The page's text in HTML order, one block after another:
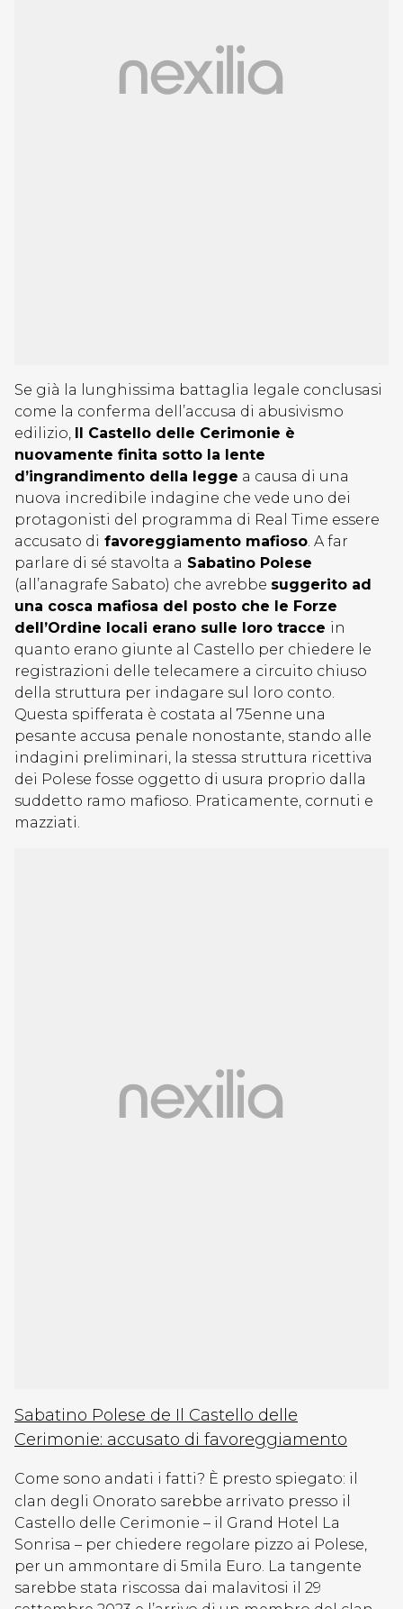
Se già la lunghissima battaglia legale conclusasi
come la conferma dell’accusa di abusivismo
edilizio, Il Castello delle Cerimonie è
nuovamente finita sotto la lente
d’ingrandimento della legge a causa di una
nuova incredibile indagine che vede uno dei
protagonisti del programma di Real Time essere
accusato di favoreggiamento mafioso. A far
parlare di sé stavolta a Sabatino Polese
(all’anagrafe Sabato) che avrebbe suggerito ad
una cosca mafiosa del posto che le Forze
dell’Ordine locali erano sulle loro tracce in
quanto erano giunte al Castello per chiedere le
registrazioni delle telecamere a circuito chiuso
della struttura per indagare sul loro conto.
Questa spifferata è costata al 75enne una
pesante accusa penale nonostante, stando alle
indagini preliminari, la stessa struttura ricettiva
dei Polese fosse oggetto di usura proprio dalla
suddetto ramo mafioso. Praticamente, cornuti e
mazziati.
Sabatino Polese de Il Castello delle
Cerimonie: accusato di favoreggiamento
Come sono andati i fatti? È presto spiegato: il
clan degli Onorato sarebbe arrivato presso il
Castello delle Cerimonie – il Grand Hotel La
Sonrisa – per chiedere regolare pizzo ai Polese,
per un ammontare di 5mila Euro. La tangente
sarebbe stata riscossa dai malavitosi il 29